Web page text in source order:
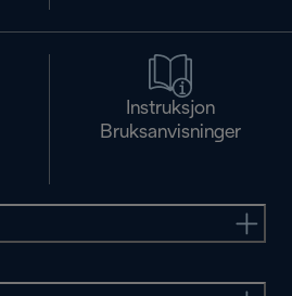
Instruksjon
Bruksanvisninger